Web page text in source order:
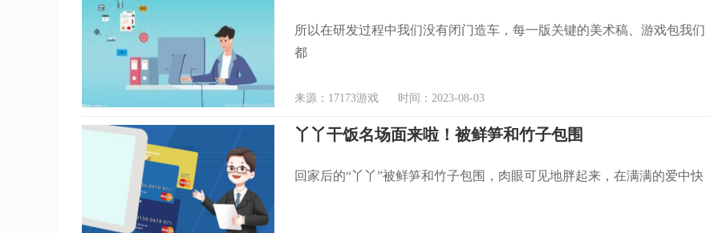
所以在研发过程中我们没有闭门造车，每一版关键的美术稿、游戏包我们
都
来源：17173游戏 时间：2023-08-03
丫丫干饭名场面来啦！被鲜笋和竹子包围
回家后的“丫丫”被鲜笋和竹子包围，肉眼可见地胖起来，在满满的爱中快